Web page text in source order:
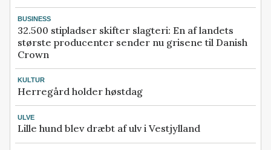
BUSINESS
32.500 stipladser skifter slagteri: En af landets
største producenter sender nu grisene til Danish
Crown
KULTUR
Herregård holder høstdag
ULVE
Lille hund blev dræbt af ulv i Vestjylland